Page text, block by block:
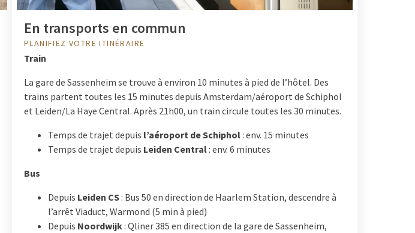
En transports en commun
PLANIFIEZ VOTRE ITINÉRAIRE
Train
La gare de Sassenheim se trouve à environ 10 minutes à pied de l’hôtel. Des
trains partent toutes les 15 minutes depuis Amsterdam/aéroport de Schiphol
et Leiden/La Haye Central. Après 21h00, un train circule toutes les 30 minutes.
Temps de trajet depuis l’aéroport de Schiphol: env. 15 minutes
Temps de trajet depuis Leiden Central: env. 6 minutes
Bus
Depuis Leiden CS: Bus 50 en direction de Haarlem Station, descendre à
l’arrêt Viaduct, Warmond (5 min à pied)
Depuis Noordwijk: Qliner 385 en direction de la gare de Sassenheim,